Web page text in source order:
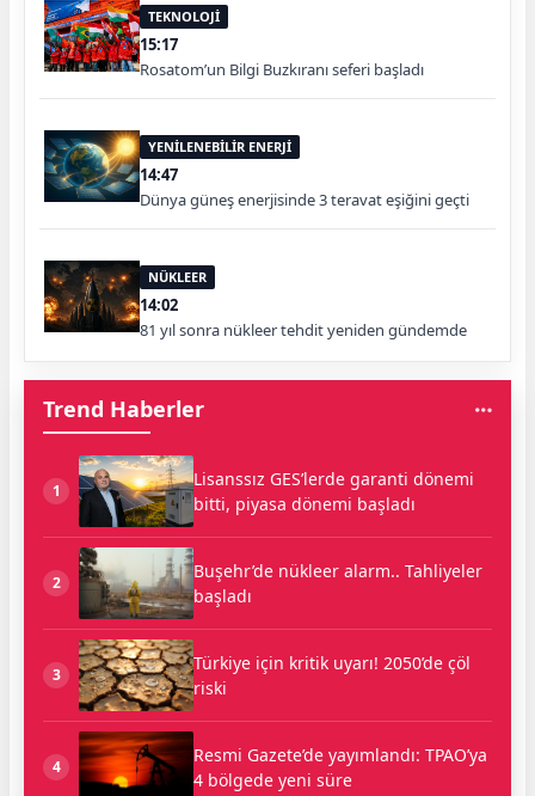
TEKNOLOJİ
15:17
Rosatom’un Bilgi Buzkıranı seferi başladı
YENİLENEBİLİR ENERJİ
14:47
Dünya güneş enerjisinde 3 teravat eşiğini geçti
NÜKLEER
14:02
81 yıl sonra nükleer tehdit yeniden gündemde
Trend Haberler
1
Lisanssız GES’lerde garanti dönemi
bitti, piyasa dönemi başladı
2
Buşehr’de nükleer alarm.. Tahliyeler
başladı
3
Türkiye için kritik uyarı! 2050’de çöl
riski
4
Resmi Gazete’de yayımlandı: TPAO’ya
4 bölgede yeni süre